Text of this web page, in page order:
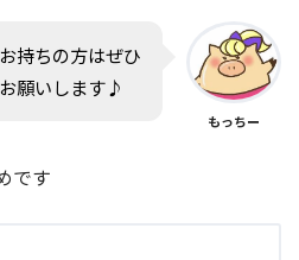
持ちの方はぜひ
願いします♪
もっちー
です